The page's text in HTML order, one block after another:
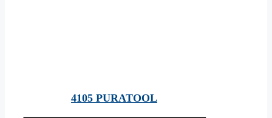
4105 PURATOOL